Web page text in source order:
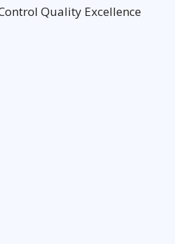
Quality Excellence